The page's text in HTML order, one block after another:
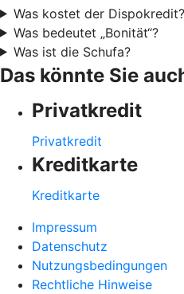
Was kostet der Dispokredit?
Was bedeutet „Bonität“?
Was ist die Schufa?
Das könnte Sie
Privatkredit
Privatkredit
Kreditkarte
Kreditkarte
Impressum
Datenschutz
Nutzungsbedingungen
Rechtliche Hinweise